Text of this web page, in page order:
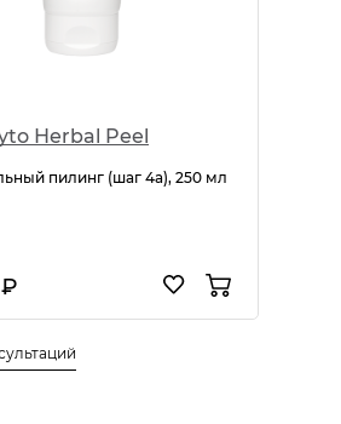
Нerbal Peel
пилинг (шаг 4а), 250 мл
₽